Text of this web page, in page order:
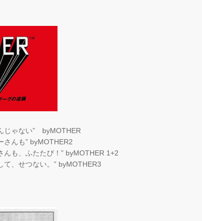
じゃない” byMOTHER
さんも” byMOTHER2
んも、ふたたび！” byMOTHER 1+2
て、せつない。” byMOTHER3